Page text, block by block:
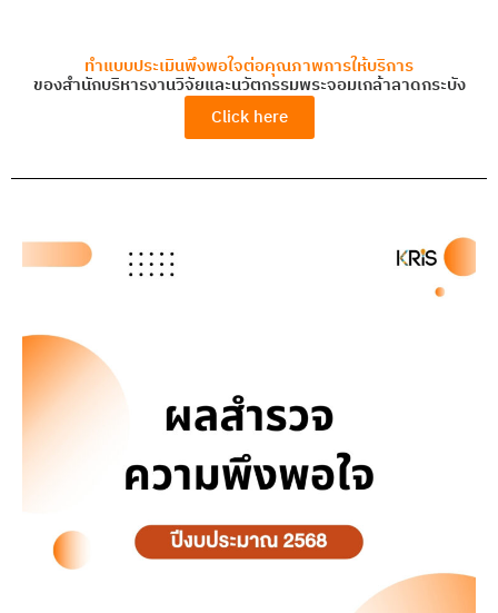
ทำแบบประเมินพึงพอใจต่อคุณภาพการให้บริการ
ของสำนักบริหารงานวิจัยและนวัตกรรมพระจอมเกล้าลาดกระบัง
Click here